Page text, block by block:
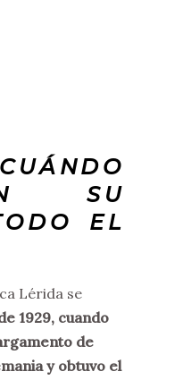
SU
EL
Lérida se
1929, cuando
de
y obtuvo el